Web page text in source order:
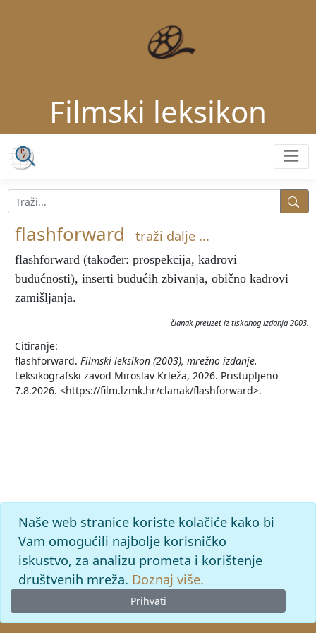
Filmski leksikon
flashforward traži dalje ...
flashforward (također: prospekcija, kadrovi
budućnosti), inserti budućih zbivanja, obično kadrovi
zamišljanja.
članak preuzet iz tiskanog izdanja 2003.
Citiranje:
flashforward. Filmski leksikon (2003), mrežno izdanje.
Leksikografski zavod Miroslav Krleža, 2026. Pristupljeno
7.8.2026. <https://film.lzmk.hr/clanak/flashforward>.
Naše web stranice koriste kolačiće kako bi
Vam omogućili najbolje korisničko
iskustvo, za analizu prometa i korištenje
društvenih mreža. Doznaj više.
Prihvati
© 2026Leksikografski zavodMiroslav Krleža